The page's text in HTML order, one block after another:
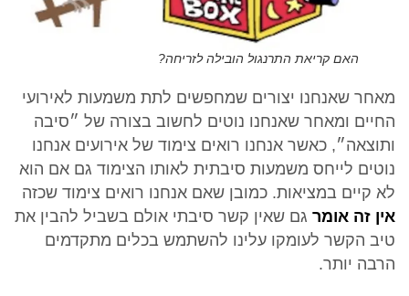
האם קריאת התרנגול הובילה לזריחה?
מאחר שאנחנו יצורים שמחפשים לתת משמעות לאירועי
החיים ומאחר שאנחנו נוטים לחשוב בצורה של ״סיבה
ותוצאה״, כאשר אנחנו רואים צימוד של אירועים אנחנו
נוטים לייחס משמעות סיבתית לאותו הצימוד גם אם הוא
לא קיים במציאות. כמובן שאם אנחנו רואים צימוד שכזה
אין זה אומר גם שאין קשר סיבתי אולם בשביל להבין את
טיב הקשר לעומקו עלינו להשתמש בכלים מתקדמים
הרבה יותר.